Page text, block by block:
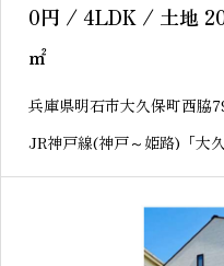
0円 / 4LDK / 土地
㎡
兵庫県明石市大久保町西脇
JR神戸線(神戸～姫路)「大
(神戸～姫路)「魚住駅」